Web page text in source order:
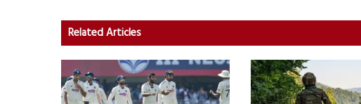
Related Articles